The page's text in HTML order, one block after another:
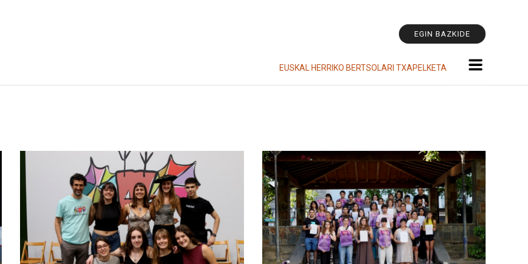
EGIN BAZKIDE
EUSKAL HERRIKO BERTSOLARI TXAPELKETA